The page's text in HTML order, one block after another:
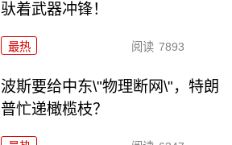
驮着武器冲锋！
最热 阅读 7893
波斯要给中东\"物理断网\"，特朗
普忙递橄榄枝？